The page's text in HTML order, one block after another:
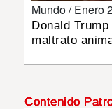
DEPORTES
Mundo /Enero
Donald
maltrato
Contenido